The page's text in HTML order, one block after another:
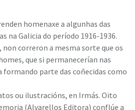
homenaxe a algunhas das
na Galicia do período 1916-1936.
non correron a mesma sorte que os
que si permanecerían nas
formando parte das coñecidas como
ou ilustracións, en Irmás. Oito
(Alvarellos Editora) conflúe a